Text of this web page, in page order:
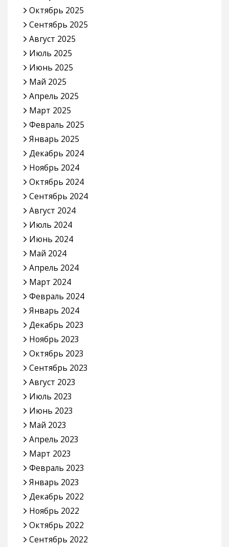
Октябрь 2025
Сентябрь 2025
Август 2025
Июль 2025
Июнь 2025
Май 2025
Апрель 2025
Март 2025
Февраль 2025
Январь 2025
Декабрь 2024
Ноябрь 2024
Октябрь 2024
Сентябрь 2024
Август 2024
Июль 2024
Июнь 2024
Май 2024
Апрель 2024
Март 2024
Февраль 2024
Январь 2024
Декабрь 2023
Ноябрь 2023
Октябрь 2023
Сентябрь 2023
Август 2023
Июль 2023
Июнь 2023
Май 2023
Апрель 2023
Март 2023
Февраль 2023
Январь 2023
Декабрь 2022
Ноябрь 2022
Октябрь 2022
Сентябрь 2022